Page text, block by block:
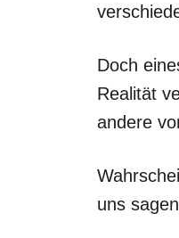
Doch
Realität
andere
uns